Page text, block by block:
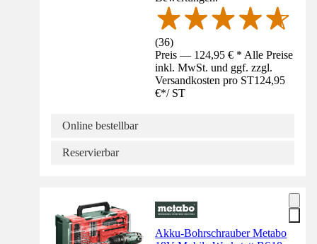
(36)
Preis — 124,95 € * Alle Preise
inkl. MwSt. und ggf. zzgl.
Versandkosten pro ST124,95
€*/ ST
Online bestellbar
Reservierbar
Akku-Bohrschrauber Metabo